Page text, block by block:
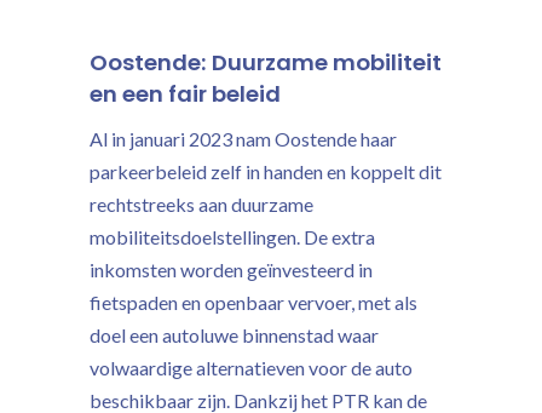
Oostende: Duurzame mobiliteit
en een fair beleid
Al in januari 2023 nam Oostende haar
parkeerbeleid zelf in handen en koppelt dit
rechtstreeks aan duurzame
mobiliteitsdoelstellingen. De extra
inkomsten worden geïnvesteerd in
fietspaden en openbaar vervoer, met als
doel een autoluwe binnenstad waar
volwaardige alternatieven voor de auto
beschikbaar zijn. Dankzij het PTR kan de